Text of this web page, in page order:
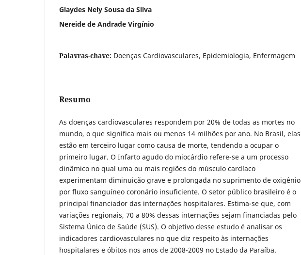
Glaydes Nely Sousa da Silva
Nereide de Andrade Virgínio
Palavras-chave: Doenças Cardiovasculares, Epidemiologia, Enfermagem
Resumo
As doenças cardiovasculares respondem por 20% de todas as mortes no
mundo, o que significa mais ou menos 14 milhões por ano. No Brasil, elas
estão em terceiro lugar como causa de morte, tendendo a ocupar o
primeiro lugar. O Infarto agudo do miocárdio refere-se a um processo
dinâmico no qual uma ou mais regiões do músculo cardíaco
experimentam diminuição grave e prolongada no suprimento de oxigênio
por fluxo sanguíneo coronário insuficiente. O setor público brasileiro é o
principal financiador das internações hospitalares. Estima-se que, com
variações regionais, 70 a 80% dessas internações sejam financiadas pelo
Sistema Único de Saúde (SUS). O objetivo desse estudo é analisar os
indicadores cardiovasculares no que diz respeito às internações
hospitalares e óbitos nos anos de 2008-2009 no Estado da Paraíba.